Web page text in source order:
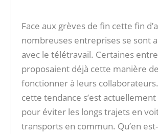
Face aux grèves de fin cette fin
nombreuses entreprises se sont
avec le télétravail. Certaines
proposaient déjà cette manière de
fonctionner à leurs
cette tendance s’est
pour éviter les longs trajets en
transports en commun. Qu’en